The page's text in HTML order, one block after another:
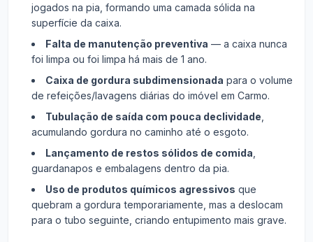
jogados na pia, formando uma camada sólida na
superfície da caixa.
Falta de manutenção preventiva — a caixa nunca
foi limpa ou foi limpa há mais de 1 ano.
Caixa de gordura subdimensionada para o volume
de refeições/lavagens diárias do imóvel em Carmo.
Tubulação de saída com pouca declividade
acumulando gordura no caminho até o esgoto.
Lançamento de restos sólidos de comida
guardanapos e embalagens dentro da pia.
Uso de produtos químicos agressivos que
quebram a gordura temporariamente, mas a deslocam
para o tubo seguinte, criando entupimento mais grave.